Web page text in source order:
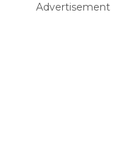
Advertisement